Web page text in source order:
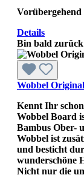
Details
Bin bald zurück
Wobbel
Kennt Ihr
Wobbel Board
Bambus Ober-
Wobbel ist
und besticht
wunderschöne
Nicht nur die